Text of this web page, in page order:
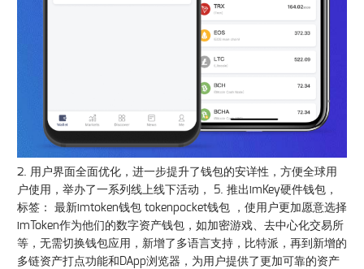
2. 用户界面全面优化，进一步提升了钱包的安详性，方便全球用
户使用，举办了一系列线上线下活动， 5. 推出imKey硬件钱包，
标签： 最新imtoken钱包 tokenpocket钱包 ，使用户更加愿意选择
imToken作为他们的数字资产钱包，如加密游戏、去中心化交易所
等，无需切换钱包应用，新增了多语言支持，比特派，再到新增的
多链资产打点功能和DApp浏览器，为用户提供了更加可靠的资产